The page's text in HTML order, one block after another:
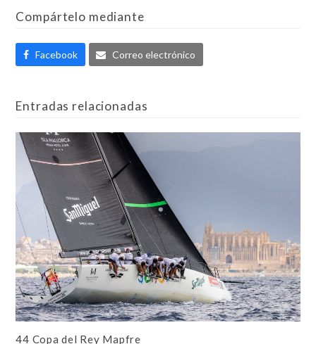
Compártelo mediante
Facebook Correo electrónico
Entradas relacionadas
44 Copa del Rey Mapfre